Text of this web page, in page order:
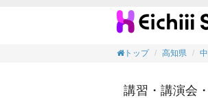
トップ 高知県
講習・講演会